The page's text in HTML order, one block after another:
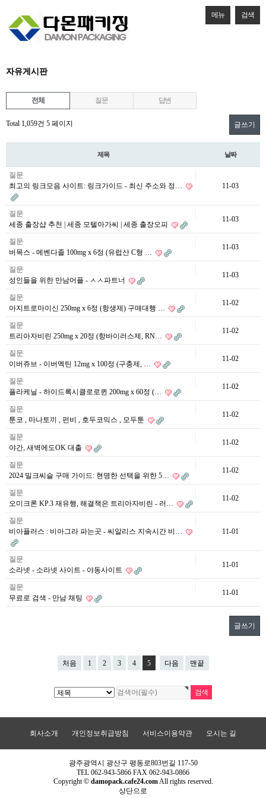
메뉴 검색
자유게시판
전체 질문 답변
Total 1,059건 5 페이지 글쓰기
제목 날짜
질문
최고의 링크모음 사이트: 링크가이드 - 최신 주소와 정…
11-03
질문
세종 출장샵 추천 | 세종 모텔아가씨 | 세종 출장오피
11-03
질문
버목스 - 메벤다졸 100mg x 6정 (유럽산 C형 …
11-03
질문
성인들을 위한 만남어플 - ㅅㅅ파트너
11-03
질문
아지트로마이신 250mg x 6정 (항생제) 구매대행 …
11-02
질문
트리아자비린 250mg x 20정 (항바이러스제, RN…
11-02
질문
이버쥬브 - 이버멕틴 12mg x 100정 (구충제, …
11-02
질문
플라케닐 - 하이드록시클로로퀸 200mg x 60정 (…
11-02
질문
툰코 , 마나토끼 , 펀비 , 호두코믹스 , 모두툰
11-02
질문
야간, 새벽에도OK 대출
11-02
질문
2024 밀크씨슬 구매 가이드: 현명한 선택을 위한 5…
11-02
질문
오미크론 KP.3 재유행, 해결책은 트리아자비린 - 러…
11-02
질문
비아플러스 : 비아그라 파는곳 - 씨알리스 지속시간 비…
11-01
질문
소라넷 - 소라넷 사이트 - 야동사이트
11-01
질문
무료로 검색 - 만남 채팅
11-01
글쓰기
처음 1 2 3 4 5 다음 맨끝
회사소개 개인정보취급방침 서비스이용약관 오시는 길
광주광역시 광산구 평동로803번길 117-50
TEL 062-943-5866 FAX 062-943-0866
Copyright © damopack.cafe24.comAll rights reserved.
상단으로